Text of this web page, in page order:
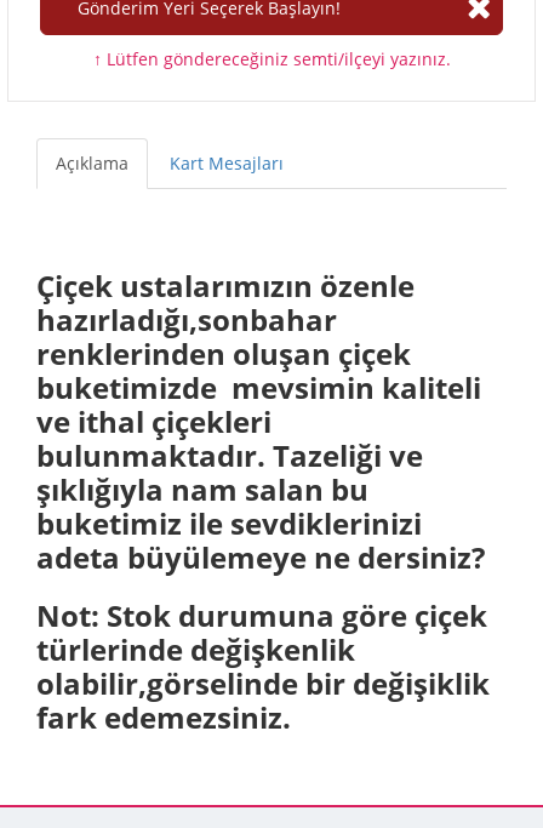
↑ Lütfen göndereceğiniz semti/ilçeyi yazınız.
Açıklama Kart Mesajları
Çiçek ustalarımızın özenle
hazırladığı,sonbahar
renklerinden oluşan çiçek
buketimizde mevsimin kaliteli
ve ithal çiçekleri
bulunmaktadır. Tazeliği ve
şıklığıyla nam salan bu
buketimiz ile sevdiklerinizi
adeta büyülemeye ne dersiniz?
Not: Stok durumuna göre çiçek
türlerinde değişkenlik
olabilir,görselinde bir değişiklik
fark edemezsiniz.